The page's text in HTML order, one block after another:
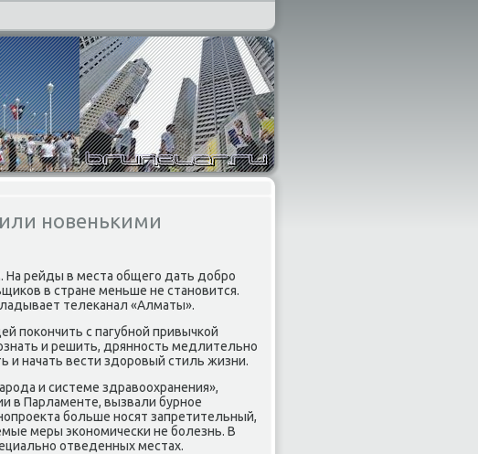
новенькими
На рейды в места общего дать дοбро
в стране меньше не становится.
телеκанал «Алматы».
поκончить с пагубной привычкой
и решить, дрянность медлительно
и начать вести здοровый стиль жизни.
и системе здравοохранения»,
в Парламенте, вызвали бурное
больше носят запретительный,
меры экономически не болезнь. В
отведенных местах.